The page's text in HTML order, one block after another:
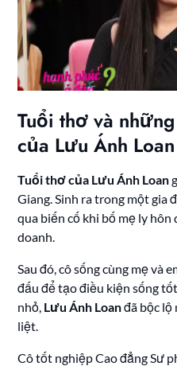
Tuổi thơ và
của Lưu Ánh Loan
Tuổi thơ của Lưu Ánh Loan
Giang. Sinh ra trong một gia
qua biến cố khi bố mẹ ly
doanh.
Sau đó, cô sống cùng mẹ và
đấu để tạo điều kiện sống
nhỏ, Lưu Ánh Loanđã bộc lộ
liệt.
Cô tốt nghiệp Cao đẳng Sư